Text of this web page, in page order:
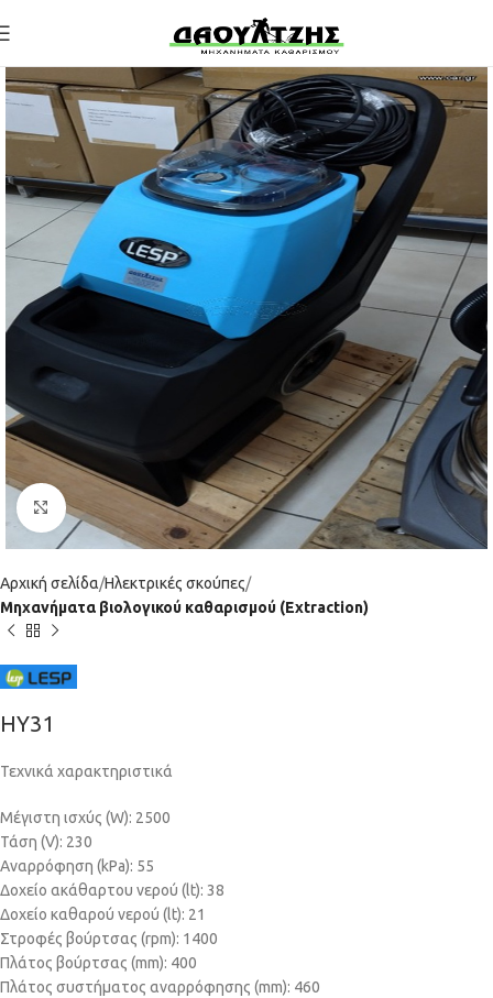
Click to enlarge
Αρχική σελίδα Ηλεκτρικές σκούπες
Μηχανήματα βιολογικού καθαρισμού (Extraction)
HY31
Τεχνικά χαρακτηριστικά
Μέγιστη ισχύς (W): 2500
Τάση (V): 230
Αναρρόφηση (kPa): 55
Δοχείο ακάθαρτου νερού (lt): 38
Δοχείο καθαρού νερού (lt): 21
Στροφές βούρτσας (rpm): 1400
Πλάτος βούρτσας (mm): 400
Πλάτος συστήματος αναρρόφησης (mm): 460